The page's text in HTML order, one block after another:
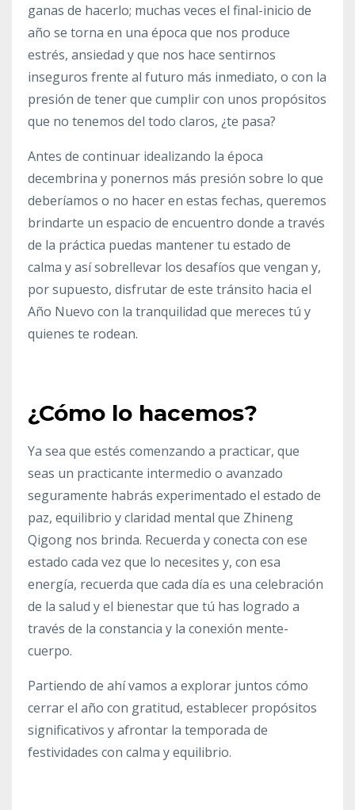
ganas de hacerlo; muchas veces el final-inicio de
año se torna en una época que nos produce
estrés, ansiedad y que nos hace sentirnos
inseguros frente al futuro más inmediato, o con la
presión de tener que cumplir con unos propósitos
que no tenemos del todo claros, ¿te pasa?
Antes de continuar idealizando la época
decembrina y ponernos más presión sobre lo que
deberíamos o no hacer en estas fechas, queremos
brindarte un espacio de encuentro donde a través
de la práctica puedas mantener tu estado de
calma y así sobrellevar los desafíos que vengan y,
por supuesto, disfrutar de este tránsito hacia el
Año Nuevo con la tranquilidad que mereces tú y
quienes te rodean.
¿Cómo lo hacemos?
Ya sea que estés comenzando a practicar, que
seas un practicante intermedio o avanzado
seguramente habrás experimentado el estado de
paz, equilibrio y claridad mental que Zhineng
Qigong nos brinda. Recuerda y conecta con ese
estado cada vez que lo necesites y, con esa
energía, recuerda que cada día es una celebración
de la salud y el bienestar que tú has logrado a
través de la constancia y la conexión mente-
cuerpo.
Partiendo de ahí vamos a explorar juntos cómo
cerrar el año con gratitud, establecer propósitos
significativos y afrontar la temporada de
festividades con calma y equilibrio.